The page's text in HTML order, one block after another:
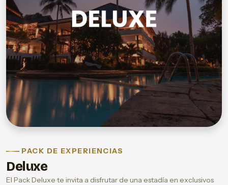
PACK DE EXPERIENCIAS
Deluxe
El Pack Deluxe te invita a disfrutar de una estadía en exclusivos